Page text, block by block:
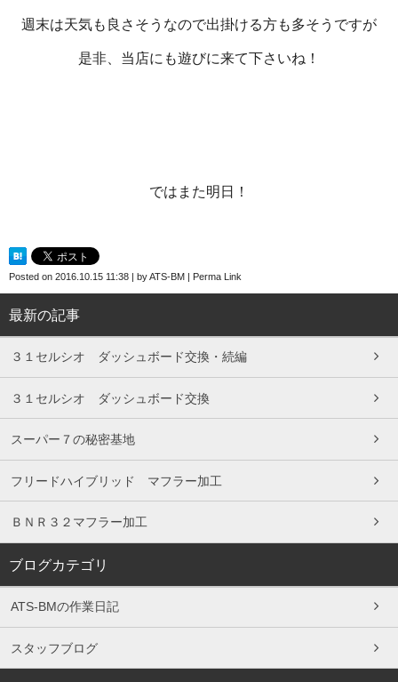
週末は天気も良さそうなので出掛ける方も多そうですが
是非、当店にも遊びに来て下さいね！
ではまた明日！
Posted on 2016.10.15 11:38 | byATS-BM | Perma Link
最新の記事
３１セルシオ ダッシュボード交換・続編
３１セルシオ ダッシュボード交換
スーパー７の秘密基地
フリードハイブリッド マフラー加工
ＢＮＲ３２マフラー加工
ブログカテゴリ
ATS-BMの作業日記
スタッフブログ